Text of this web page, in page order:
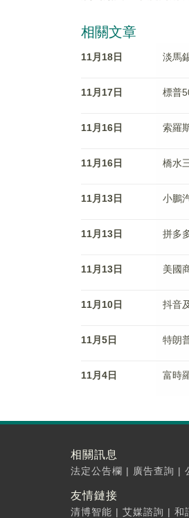
相關文章
11月18日 淡馬
11月17日 標普
11月16日 索羅
11月16日 橋水
11月13日 小鵬
11月13日 拼多
11月13日 美國
11月10日 抖音
11月5日 特朗
11月4日 富時
相關訊息
法定公告欄 | 廣告查詢 |
友情鏈接
清博智能 | 艾媒諮詢 | 和